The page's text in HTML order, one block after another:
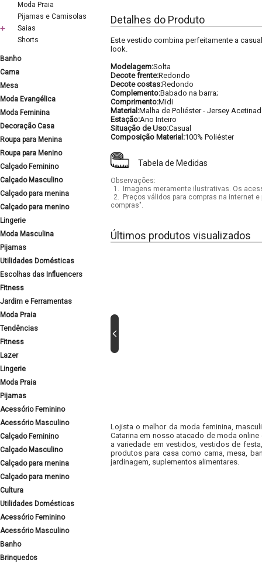
Moda Praia
Pijamas e Camisolas
Saias
Shorts
Banho
Cama
Mesa
Moda Evangélica
Moda Feminina
Decoração Casa
Roupa para Menina
Roupa para Menino
Calçado Feminino
Calçado Masculino
Calçado para menina
Calçado para menino
Lingerie
Moda Masculina
Pijamas
Utilidades Domésticas
Escolhas das Influencers
Fitness
Jardim e Ferramentas
Moda Praia
Tendências
Fitness
Lazer
Lingerie
Moda Praia
Pijamas
Acessório Feminino
Acessório Masculino
Calçado Feminino
Calçado Masculino
Calçado para menina
Calçado para menino
Cultura
Utilidades Domésticas
Acessório Feminino
Acessório Masculino
Banho
Brinquedos
Detalhes do Produto
Este vestido combina perfeitamente a
look.
Modelagem:Solta
Decote frente:Redondo
Decote costas:Redondo
Complemento:Babado na barra;
Comprimento:Midi
Material:Malha de Poliéster - Jersey
Estação:Ano Inteiro
Situação de Uso:Casual
Composição Material:100% Poliéster
Tabela de Medidas
Observações:
1.
Imagens meramente ilustrativas. Os
2.
Preços válidos para compras na internet
compras".
Últimos produtos visualizados
Lojista o melhor da moda feminina,
Catarina em nosso atacado de moda
a variedade em vestidos, vestidos de
produtos para casa como cama, mesa,
jardinagem, suplementos alimentares.